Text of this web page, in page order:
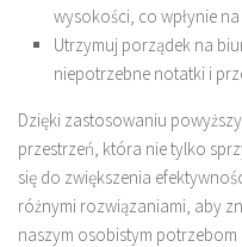
wysokości, co wpłynie
Utrzymuj porządek na
niepotrzebne notatki i
Dzięki zastosowaniu
przestrzeń, która nie tylko
się do zwiększenia
różnymi rozwiązaniami, aby
naszym osobistym potrzebom